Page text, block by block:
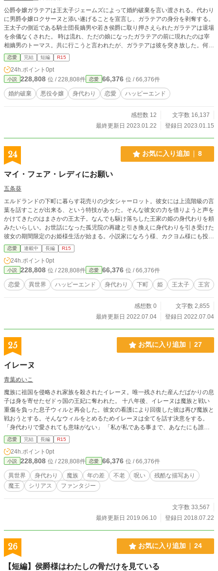
公爵令嬢ガラテアは王太子ジェームズによって婚約破棄を言い渡される。代わり
に男爵令嬢ロクサーヌと添い遂げることを宣言し、ガラテアの身分を剥奪する。
王太子の側近である騎士団長嫡男や若き侯爵に取り押さえられたガラテアは退場
を余儀なくされた。 時は流れ、ただの娘になったガラテアの前に現れたのは宰
相嫡男のトーマス。共に行こうと言われたが、ガラテアは彼を突き放した。何故
なら、自分が本物の公爵令嬢ガラテアの代わりに断罪された身代わりだったか
ら。
恋愛 完結 短編 R15
24h.ポイント 0pt
小説 228,808 位 / 228,808件 恋愛 66,376 位 / 66,376件
婚約破棄 悪役令嬢 身代わり 恋愛 ハッピーエンド
感想数 12
文字数 16,137
最終更新日 2023.01.22
登録日 2023.01.15
24 お気に入り追加 8
マイ・フェア・レディにお願い
五条葵
エルドランドの下町に暮らす花売りの少女シャーロット。彼女には上流階級の言
葉を話すことが出来る、という特技があった。そんな彼女の力を借りようと声を
かけてきたのはまさかの王太子。なんでも駆け落ちした王家の姫の身代わりを頼
みたいらしい。お世話になった孤児院の再建と引き換えに身代わりを引き受けた
彼女の期間限定のお姫様生活が始まる。小説家になろう様、カクヨム様にも投稿
しています。
恋愛 連載中 長編 R15
24h.ポイント 0pt
小説 228,808 位 / 228,808件 恋愛 66,376 位 / 66,376件
恋愛 異世界 ハッピーエンド 身代わり 下町 姫 王太子 王宮
感想数 0
文字数 2,855
最終更新日 2022.07.04
登録日 2022.07.04
25 お気に入り追加 27
イレーヌ
青葉めいこ
魔族に祖国を侵略され家族を殺されたイレーヌ。唯一残された産んだばかりの息
子は身を寄せたゼドゥ国の王妃に奪われた。 十八年後、イレーヌは魔族と戦い
重傷を負った息子ウィルと再会した。彼女の看護により回復した彼は再び魔族と
戦おうとする。そんなウィルをとめるためイレーヌは全てを話す決意をする。
「身代わりで愛されても意味がない」 「私が私である事まで、あなたにも誰に
も奪わせない！」 小説家になろうにも投稿しました。 完結しました。
恋愛 完結 長編 R15
24h.ポイント 0pt
小説 228,808 位 / 228,808件 恋愛 66,376 位 / 66,376件
異世界 身代わり 魔族 年の差 不老 呪い
残酷な描写あり
魔王
シリアス ファンタジー
文字数 33,567
最終更新日 2019.06.10
登録日 2018.07.22
26 お気に入り追加 24
【短編】侯爵様はわたしの骨だけを見ている